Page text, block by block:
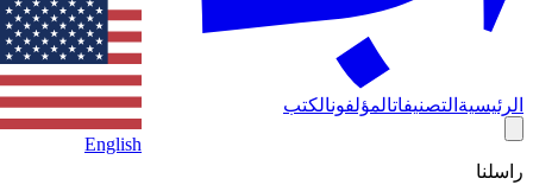
الرئيسية التصنيفاتالمؤلفونالكتب
راسلنا
English